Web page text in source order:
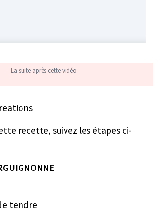
La suite après cette vidéo
recette, suivez les étapes ci-
tendre